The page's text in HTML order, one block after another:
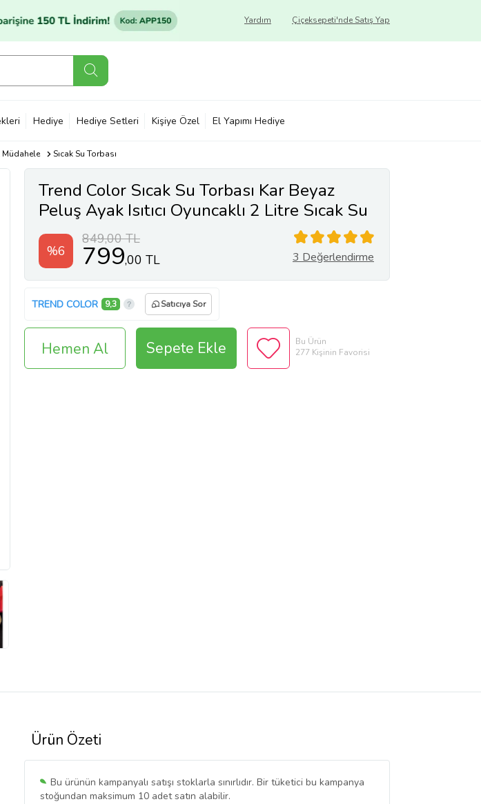
Çiçeksepeti'nde Satış Yap
Yardım
Hediye Hediye Setleri Kişiye Özel El Yapımı Hediye
Müdahele Sıcak Su Torbası
Trend Color Sıcak Su Torbası Kar Beyaz
Peluş Ayak Isıtıcı Oyuncaklı 2 Litre Sıcak Su
Torbası İle Beraber
%6
849,00 TL
799,00 TL 3 Değerlendirme
TREND COLOR 9,3 Satıcıya Sor
Hemen Al Sepete Ekle
Bu Ürün
277 Kişinin Favorisi
Ürün Özeti
Bu ürünün kampanyalı satışı stoklarla sınırlıdır. Bir tüketici bu kampanya
stoğundan maksimum 10 adet satın alabilir.